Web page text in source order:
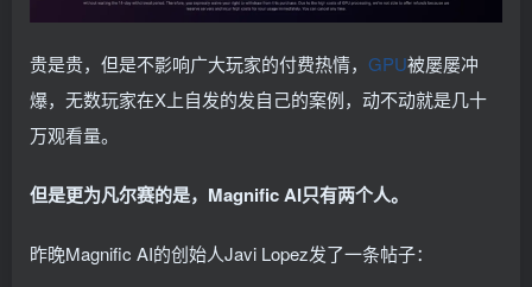
贵是贵，但是不影响广大玩家的付费热情， GPU被屡屡冲
爆，无数玩家在X上自发的发自己的案例，动不动就是几十
万观看量。
但是更为凡尔赛的是，Magnific AI只有两个人。
昨晚Magnific AI的创始人Javi Lopez发了一条帖子：